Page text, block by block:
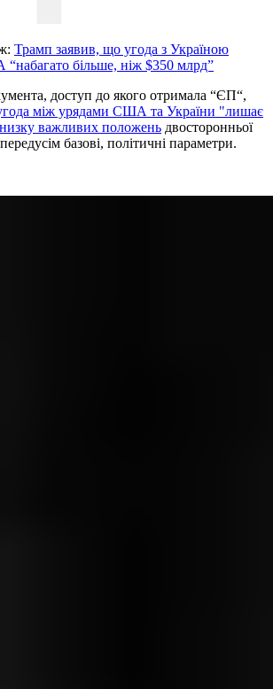
Трамп заявив, що угода з Україною
більше, ніж $350 млрд”
доступ до якого отримала “ЄП“,
між урядами США та України "лишає
важливих положень двосторонньої
базові, політичні параметри.